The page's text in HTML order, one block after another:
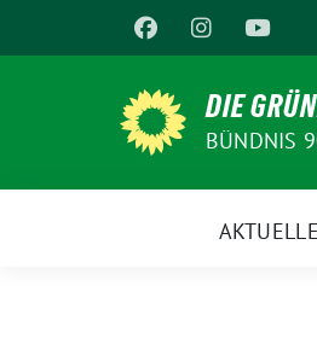
zum
DIE
BÜNDNIS